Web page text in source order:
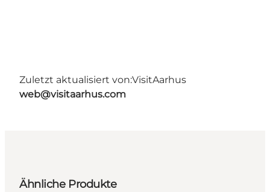
Zuletzt aktualisiert von:VisitAarhus
web@visitaarhus.com
Ähnliche Produkte